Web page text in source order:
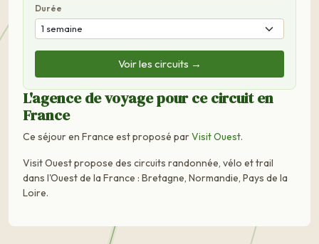
Durée
Voir les circuits →
L'agence de voyage pour ce circuit en
France
Ce séjour en France est proposé parVisit Ouest.
Visit Ouest propose des circuits randonnée, vélo et trail
dans l'Ouest de la France : Bretagne, Normandie, Pays de la
Loire.